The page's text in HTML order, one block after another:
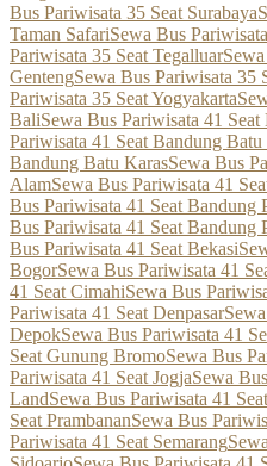
Bus Pariwisata 35 Seat Surabaya
Taman SafariSewa Bus
Pariwisata 35 Seat Tegalluar
GentengSewa Bus Pariwisata 35
Pariwisata 35 Seat Yogyakarta
BaliSewa Bus Pariwisata 41
Pariwisata 41 Seat Bandung
Bandung Batu KarasSewa Bus
AlamSewa Bus Pariwisata 41
Bus Pariwisata 41 Seat Bandung
Bus Pariwisata 41 Seat Bandung
Bus Pariwisata 41 Seat Bekasi
BogorSewa Bus Pariwisata 41
41 Seat CimahiSewa Bus
Pariwisata 41 Seat Denpasar
DepokSewa Bus Pariwisata 41
Seat Gunung BromoSewa Bus
Pariwisata 41 Seat JogjaSewa
LandSewa Bus Pariwisata 41
Seat PrambananSewa Bus
Pariwisata 41 Seat Semarang